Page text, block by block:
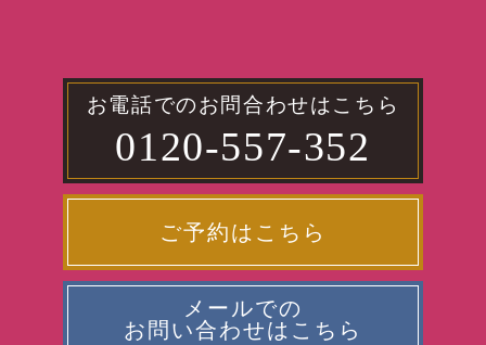
お電話でのお問合わせはこちら
0120-557-352
ご予約はこちら
メールでの
お問い合わせはこちら